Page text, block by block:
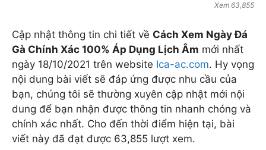
Giá lợn hơi
Giá xăng hôm nay
Xổ số miền bắc
Xổ số miền nam
Tử vi hôm nay
Tử vi hàng ngày
Tử vi 12 con giáp
Bách hợp
Xem 63,855
Cập nhật thông tin chi tiết về Cách Xem Ngày Đá
Gà Chính Xác 100% Áp Dụng Lịch Âm mới nhất
ngày 18/10/2021 trên website Ica-ac.com. Hy vọng
nội dung bài viết sẽ đáp ứng được nhu cầu của
bạn, chúng tôi sẽ thường xuyên cập nhật mới nội
dung để bạn nhận được thông tin nhanh chóng và
chính xác nhất. Cho đến thời điểm hiện tại, bài
viết này đã đạt được 63,855 lượt xem.